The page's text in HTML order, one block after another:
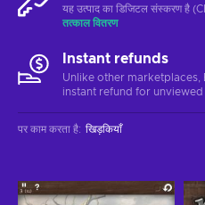
यह उत्पाद का डिजिटल संस्करण है
तत्काल वितरण
Instant refunds
Unlike other marketplaces,
instant refund for unviewed
पर काम करता है: खिड़कियाँ